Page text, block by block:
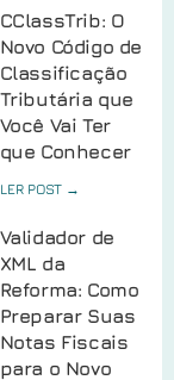
CClassTrib: O
Novo Código de
Classificação
Tributária que
Você Vai Ter
que Conhecer
LER POST →
Validador de
XML da
Reforma: Como
Preparar Suas
Notas Fiscais
para o Novo